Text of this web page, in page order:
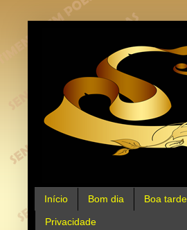
Início Bom dia Boa tarde
Privacidade